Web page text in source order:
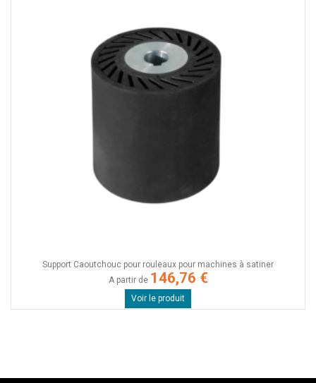
Support Caoutchouc pour rouleaux pour machines à satiner
A partir de 146,76 €
Voir le produit